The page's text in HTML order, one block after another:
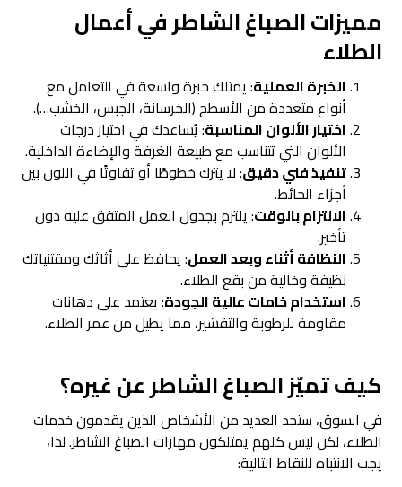
مميزات الصباغ الشاطر في أعمال
الطلاء
الخبرة العملية: يمتلك خبرة واسعة في التعامل مع
أنواع متعددة من الأسطح (الخرسانة، الجبس، الخشب…).
اختيار الألوان المناسبة: يُساعدك في اختيار درجات
الألوان التي تتناسب مع طبيعة الغرفة والإضاءة الداخلية.
تنفيذ فني دقيق: لا يترك خطوطًا أو تفاوتًا في اللون بين
أجزاء الحائط.
الالتزام بالوقت: يلتزم بجدول العمل المتفق عليه دون
تأخير.
النظافة أثناء وبعد العمل: يحافظ على أثاثك ومقتنياتك
نظيفة وخالية من بقع الطلاء.
استخدام خامات عالية الجودة: يعتمد على دهانات
مقاومة للرطوبة والتقشير، مما يطيل من عمر الطلاء.
كيف تميّز الصباغ الشاطر عن غيره؟
في السوق، ستجد العديد من الأشخاص الذين يقدمون خدمات
الطلاء، لكن ليس كلهم يمتلكون مهارات الصباغ الشاطر. لذا،
يجب الانتباه للنقاط التالية: